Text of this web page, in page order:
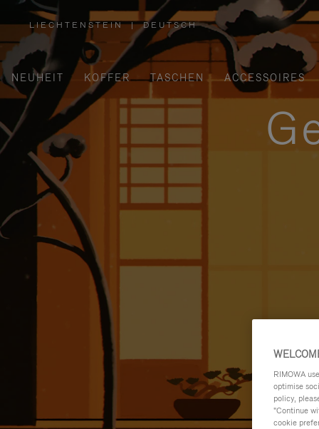
LIECHTENSTEIN
,
WÄHLEN
SIE
IHRE
REGION
AUS
| DEUTSCH
NEUHEIT KOFFER TASCHEN ACCESSOIRES
RIMOWA
optimise
policy,
"Continue
cookie